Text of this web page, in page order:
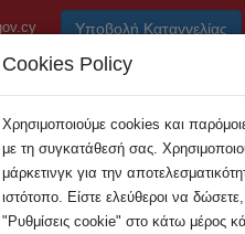
Υποβολή Καταγγελίας
Προσοχή! Συνεχίζεται
Cookies Policy
Χρησιμοποιούμε cookies και
με τη συγκατάθεσή σας.
μάρκετινγκ για την
ιστότοπο. Είστε ελεύθεροι να
"Ρυθμίσεις cookie" στο κάτω μέρος